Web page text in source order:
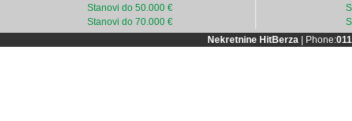
Stanovi do 50.000 €
Stanovi do 70.000 €
Nekretnine HitBerza| Phone: